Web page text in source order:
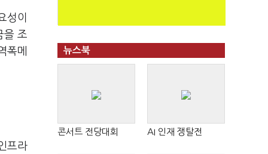
성이
을 조
폭메
프라
뉴스북
콘서트 전당대회 AI 인재 쟁탈전